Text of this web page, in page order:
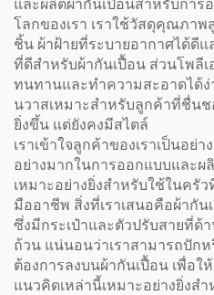
และผลิตผ้ากันเปื้อนสำหรับกา
โลกของเรา เราใช้วัสดุคุณภา
ชิ้น ผ้าฝ้ายที่ระบายอากาศได้ดีแ
ที่ดีสำหรับผ้ากันเปื้อน ส่วนโพลี
ทนทานและทำความสะอาดได้
นวาสเหมาะสำหรับลูกค้าที่ชื่น
ยิ่งขึ้น แต่ยังคงมีสไตล์
เราเข้าใจลูกค้าของเราเป็นอย่
อย่างมากในการออกแบบและผ
เหมาะอย่างยิ่งสำหรับใช้ในครั
มืออาชีพ สิ่งที่เราเสนอคือผ้ากั
ซึ่งมีกระเป๋าและตัวปรับสายที่ด้
ถ้วน แน่นอนว่าเราสามารถปั
ต้องการลงบนผ้ากันเปื้อน เพื่อใ
แนวคิดเหล่านี้เหมาะอย่างยิ่งสำ